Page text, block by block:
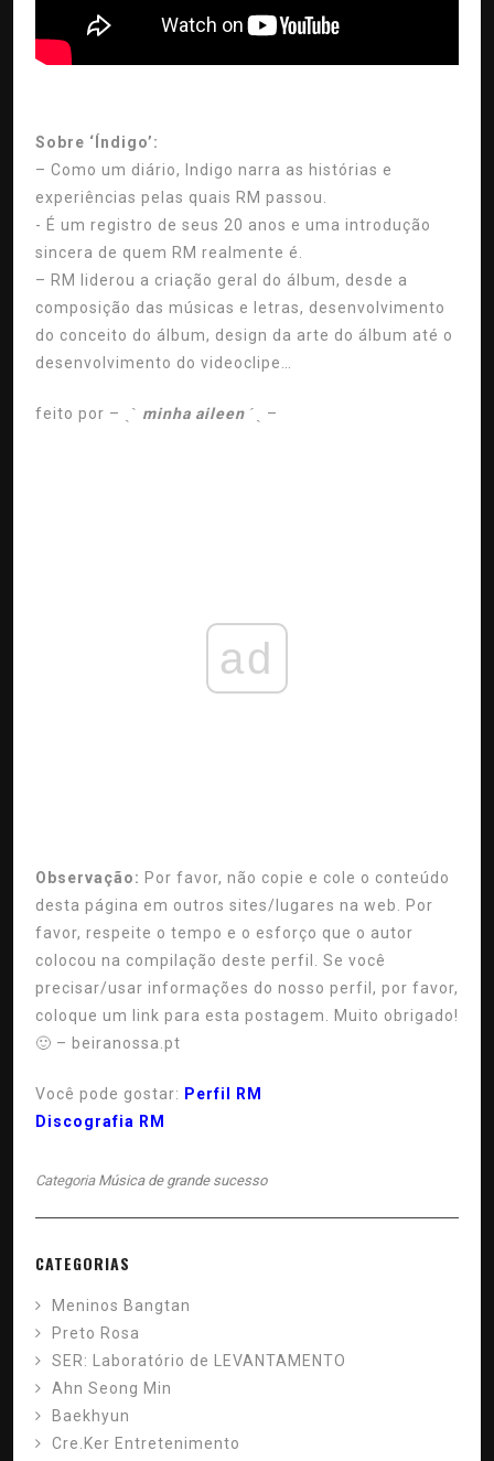
Sobre ‘Índigo’:
– Como um diário, Indigo narra as histórias e
experiências pelas quais RM passou.
- É um registro de seus 20 anos e uma introdução
sincera de quem RM realmente é.
– RM liderou a criação geral do álbum, desde a
composição das músicas e letras, desenvolvimento
do conceito do álbum, design da arte do álbum até o
desenvolvimento do videoclipe…
feito por – ˏˋ minha aileen ˊˎ –
ad
Observação: Por favor, não copie e cole o conteúdo
desta página em outros sites/lugares na web. Por
favor, respeite o tempo e o esforço que o autor
colocou na compilação deste perfil. Se você
precisar/usar informações do nosso perfil, por favor,
coloque um link para esta postagem. Muito obrigado!
🙂 – beiranossa.pt
Você pode gostar: Perfil RM
Discografia RM
Categoria Música de grande sucesso
CATEGORIAS
Meninos Bangtan
Preto Rosa
SER: Laboratório de LEVANTAMENTO
Ahn Seong Min
Baekhyun
Cre.Ker Entretenimento